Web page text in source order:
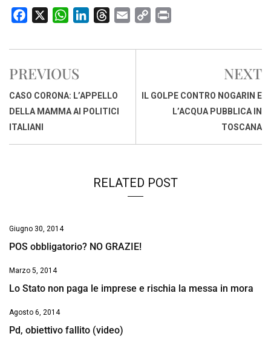
c
b
o
o
k
W
a
s
A
p
n
d
I
r
d
s
a
p
i
i
PREVIOUS
CASO CORONA: L’APPELLO
DELLA MAMMA AI POLITICI
ITALIANI
NEXT
IL GOLPE CONTRO NOGARIN E
L’ACQUA PUBBLICA IN
TOSCANA
RELATED POST
Giugno 30, 2014
POS obbligatorio? NO GRAZIE!
Marzo 5, 2014
Lo Stato non paga le imprese e rischia la messa in mora
Agosto 6, 2014
Pd, obiettivo fallito (video)